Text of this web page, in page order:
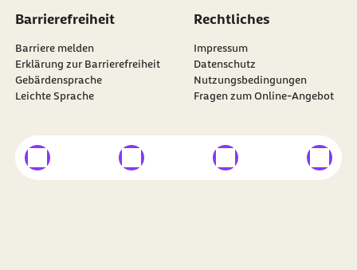
Barrierefreiheit
Barriere melden
Erklärung zur Barrierefreiheit
Gebärdensprache
Leichte Sprache
Rechtliches
Impressum
Datenschutz
Nutzungsbedingungen
Fragen zum Online-Angebot
Besuchen Sie dieBARMER auf
externer Link externer Link externer Link